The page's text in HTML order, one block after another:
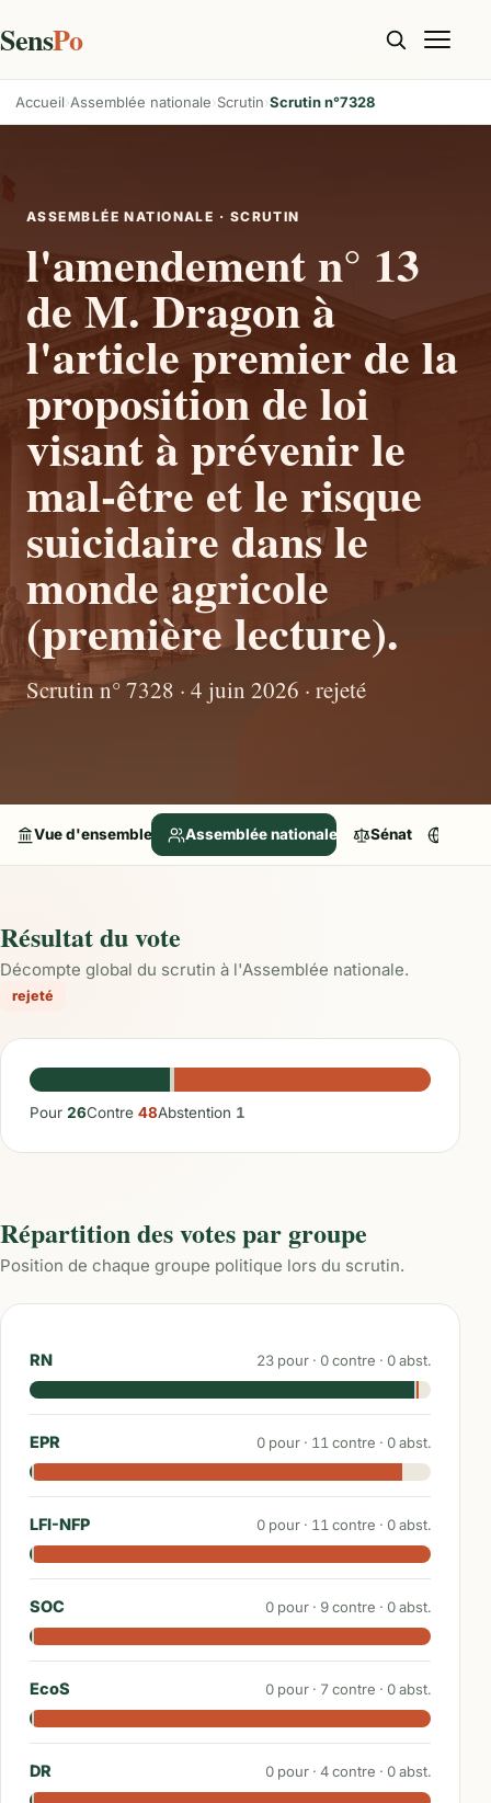
SensPo
Accueil Assemblée nationale Scrutin Scrutin n°7328
ASSEMBLÉE NATIONALE · SCRUTIN
l'amendement n° 13
de M. Dragon à
l'article premier de la
proposition de loi
visant à prévenir le
mal-être et le risque
suicidaire dans le
monde agricole
(première lecture).
Scrutin n° 7328 · 4 juin 2026 · rejeté
Vue d'ensemble Assemblée nationale Sénat
Résultat du vote
Décompte global du scrutin à l'Assemblée nationale.
rejeté
Pour 26Contre 48Abstention 1
Répartition des votes par groupe
Position de chaque groupe politique lors du scrutin.
RN 23 pour · 0contre · 0abst.
EPR 0 pour · 11 contre · 0abst.
LFI-NFP 0 pour · 11 contre · 0abst.
SOC 0 pour · 9contre · 0abst.
EcoS 0 pour · 7contre · 0abst.
DR 0 pour · 4contre · 0abst.